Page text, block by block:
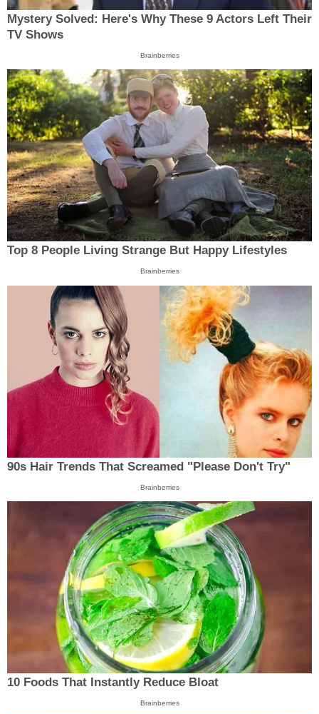
Mystery Solved: Here's Why These 9 Actors Left Their
TV Shows
Brainberries
Top 8 People Living Strange But Happy Lifestyles
Brainberries
90s Hair Trends That Screamed "Please Don't Try"
Brainberries
10 Foods That Instantly Reduce Bloat
Brainberries